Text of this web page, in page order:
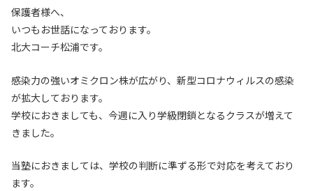
保護者様へ、
いつもお世話になっております。
北大コーチ松浦です。
感染力の強いオミクロン株が広がり、新型コロナウィルスの感染
が拡大しております。
学校におきましても、今週に入り学級閉鎖となるクラスが増えて
きました。
当塾におきましては、学校の判断に準ずる形で対応を考えており
ます。